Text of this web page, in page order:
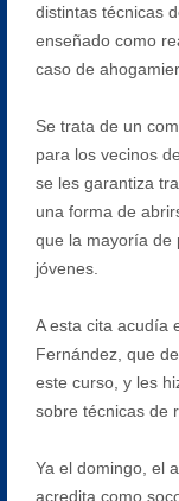
distintas técnicas
enseñado como
caso de
Se trata de un
para los vecinos
se les garantiza
una forma de
que la mayoría de
jóvenes.
A esta cita acudía
Fernández, que
este curso, y les
sobre técnicas de
Ya el domingo, el
acredita como